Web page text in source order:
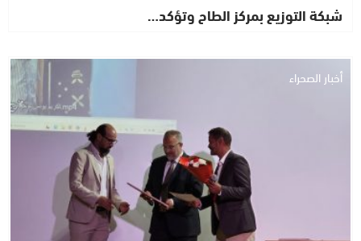
شبكة التوزيع بمركز الطاح وتؤكد…
أخبار الصحراء